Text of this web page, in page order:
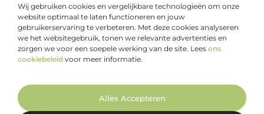
Wij gebruiken cookies en vergelijkbare technologieën om onze
website optimaal te laten functioneren en jouw
gebruikerservaring te verbeteren. Met deze cookies analyseren
we het websitegebruik, tonen we relevante advertenties en
zorgen we voor een soepele werking van de site. Lees ons
cookiebeleid voor meer informatie.
Alles Accepteren